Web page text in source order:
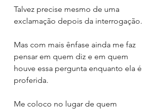
Talvez precise mesmo de uma
exclamação depois da interrogação.
Mas com mais ênfase ainda me faz
pensar em quem diz e em quem
houve essa pergunta enquanto ela é
proferida.
Me coloco no lugar de quem